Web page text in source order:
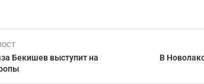
Бекишев выступит на
В